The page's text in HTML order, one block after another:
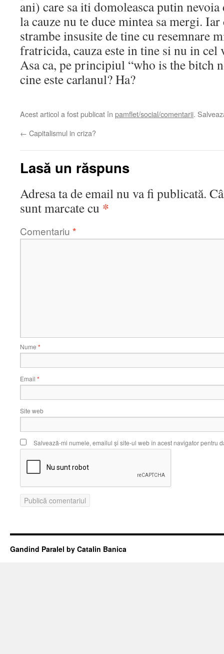
ani) care sa iti domoleasca putin
la cauze nu te duce mintea sa mergi.
strambe insusite de tine cu resemnare
fratricida, cauza este in tine si nu in cel
Asa ca, pe principiul “who is the bitch
cine este carlanul? Ha?
Acest articol a fost publicat în pamflet/social/comentarii.
← Capitalismul in criza?
Lasă un răspuns
Adresa ta de email nu va fi publicată.
sunt marcate cu *
Comentariu *
Nume *
Email *
Site web
Salvează-mi numele, emailul și site-ul web în acest navigator pentru
Gandind Paralel by Catalin Banica